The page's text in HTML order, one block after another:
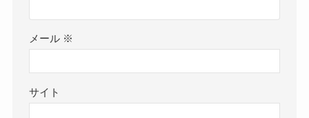
メール ※
サイト